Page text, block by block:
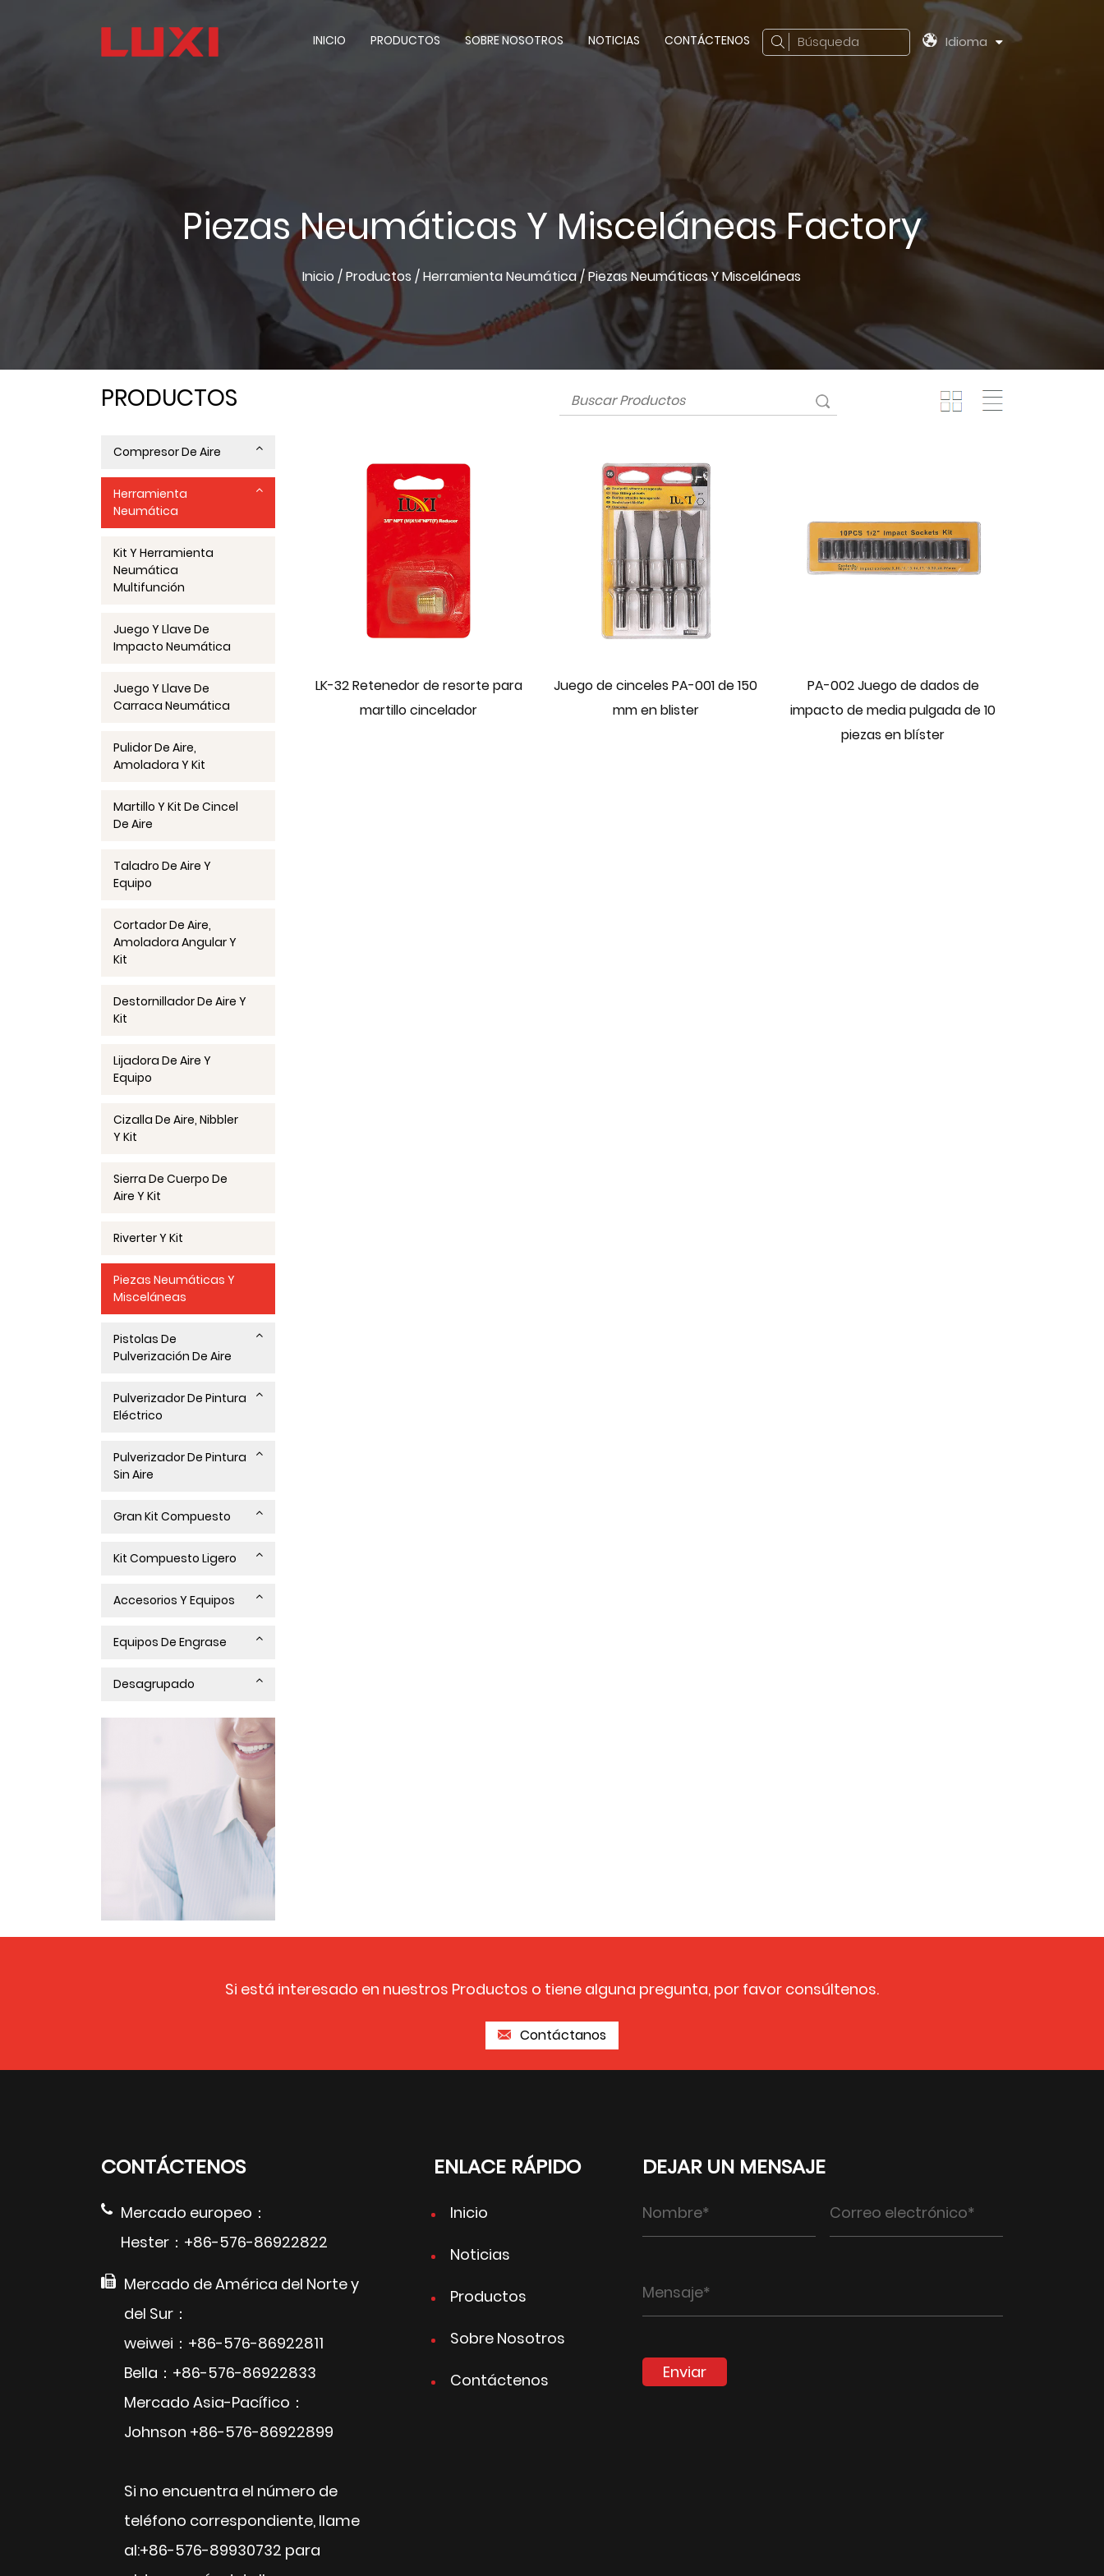
INICIO PRODUCTOS SOBRE NOSOTROS NOTICIAS CONTÁCTENOS Búsqueda Idioma
Piezas Neumáticas Y Misceláneas Factory
Inicio /Productos /Herramienta Neumática/Piezas Neumáticas Y Misceláneas
PRODUCTOS
Compresor De Aire
Herramienta
Neumática
Kit Y Herramienta
Neumática
Multifunción
Juego Y Llave De
Impacto Neumática
Juego Y Llave De
Carraca Neumática
Pulidor De Aire,
Amoladora Y Kit
Martillo Y Kit De Cincel
De Aire
Taladro De Aire Y
Equipo
Cortador De Aire,
Amoladora Angular Y
Kit
Destornillador De Aire Y
Kit
Lijadora De Aire Y
Equipo
Cizalla De Aire, Nibbler
Y Kit
Sierra De Cuerpo De
Aire Y Kit
Riverter Y Kit
Piezas Neumáticas Y
Misceláneas
Pistolas De
Pulverización De Aire
Pulverizador De Pintura
Eléctrico
Pulverizador De Pintura
Sin Aire
Gran Kit Compuesto
Kit Compuesto Ligero
Accesorios Y Equipos
Equipos De Engrase
Desagrupado
LK-32 Retenedor de resorte para
martillo cincelador
Juego de cinceles PA-001 de 150
mm en blister
PA-002 Juego de dados de
impacto de media pulgada de 10
piezas en blíster
Si está interesado en nuestros Productos o tiene alguna pregunta, por favor consúltenos.
Contáctanos
CONTÁCTENOS
Mercado europeo：
Hester：+86-576-86922822
Mercado de América del Norte y
del Sur：
weiwei：+86-576-86922811
Bella：+86-576-86922833
Mercado Asia-Pacífico：
Johnson +86-576-86922899
Si no encuentra el número de
teléfono correspondiente, llame
al:+86-576-89930732 para
ENLACE RÁPIDO
Inicio
Noticias
Productos
Sobre Nosotros
Contáctenos
DEJAR UN MENSAJE
Enviar